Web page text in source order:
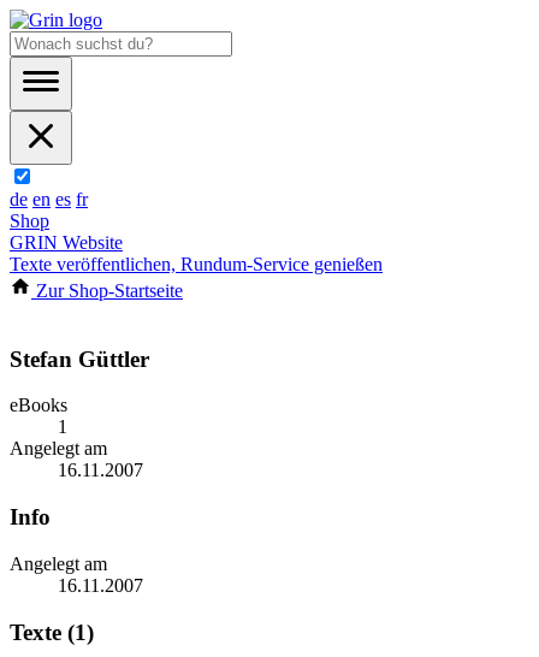
de en es fr
Shop
GRIN Website
Texte veröffentlichen, Rundum-Service genießen
Zur Shop-Startseite
Stefan Güttler
eBooks
1
Angelegt am
16.11.2007
Info
Angelegt am
16.11.2007
Texte (1)